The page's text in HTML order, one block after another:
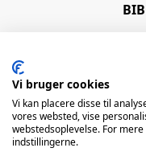
Man – Tors:
Vi bruger cookies
Vi kan placere disse til
vores websted, vise
webstedsoplevelse. For
indstillingerne.